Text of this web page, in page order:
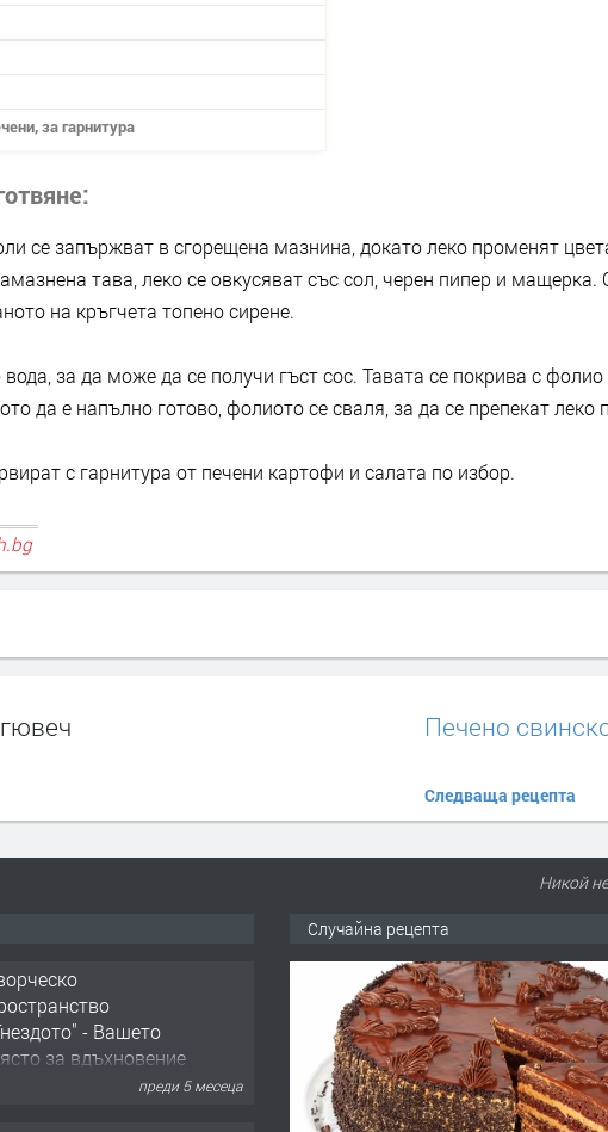
за гарнитура
се запържват в сгорещена мазнина, докато леко променят
тава, леко се овкусяват със сол, черен пипер и мащерка.
на кръгчета топено сирене.
за да може да се получи гъст сос. Тавата се покрива с фолио
да е напълно готово, фолиото се сваля, за да се препекат леко
с гарнитура от печени картофи и салата по избор.
Печено
Следваща рецепта
Никой
- Вашето
за вдъхновение
в
преди 5 месеца
Случайна рецепта